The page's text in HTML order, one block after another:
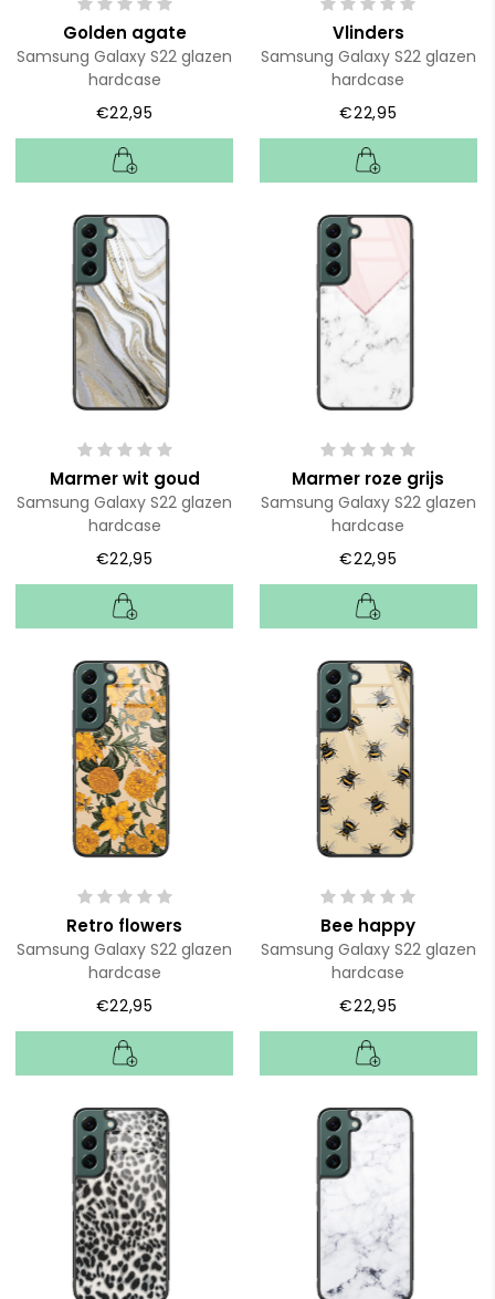
Golden agate
Samsung Galaxy S22 glazen
hardcase
€22,95
Vlinders
Samsung Galaxy S22 glazen
hardcase
€22,95
Marmer wit goud
Samsung Galaxy S22 glazen
hardcase
€22,95
Marmer roze grijs
Samsung Galaxy S22 glazen
hardcase
€22,95
Retro flowers
Samsung Galaxy S22 glazen
hardcase
€22,95
Bee happy
Samsung Galaxy S22 glazen
hardcase
€22,95